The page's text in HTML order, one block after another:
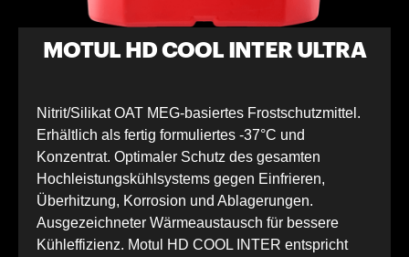
MOTUL HD COOL INTER ULTRA
Nitrit/Silikat OAT MEG-basiertes Frostschutzmittel.
Erhältlich als fertig formuliertes -37°C und
Konzentrat. Optimaler Schutz des gesamten
Hochleistungskühlsystems gegen Einfrieren,
Überhitzung, Korrosion und Ablagerungen.
Ausgezeichneter Wärmeaustausch für bessere
Kühleffizienz. Motul HD COOL INTER entspricht